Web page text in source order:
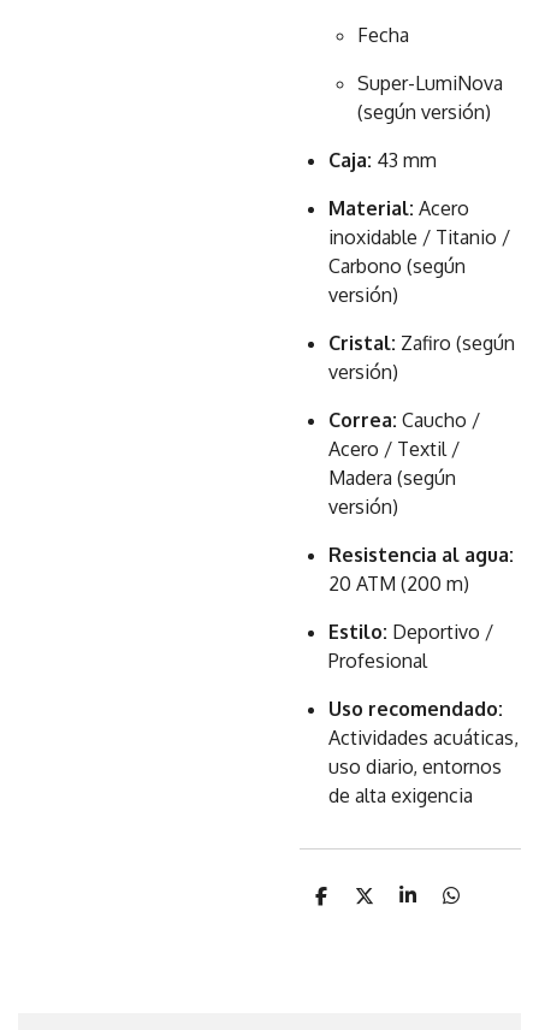
Fecha
Super-LumiNova
(según versión)
Caja: 43 mm
Material: Acero
inoxidable / Titanio /
Carbono (según
versión)
Cristal: Zafiro (según
versión)
Correa: Caucho /
Acero / Textil /
Madera (según
versión)
Resistencia al agua:
20 ATM (200 m)
Estilo: Deportivo /
Profesional
Uso recomendado:
Actividades acuáticas,
uso diario, entornos
de alta exigencia
C
C
C
C